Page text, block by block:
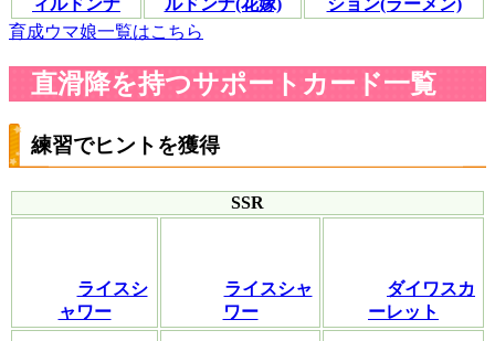
ィルドンナ
ルドンナ(花嫁)
ション(ラーメン)
育成ウマ娘一覧はこちら
直滑降を持つサポートカード一覧
練習でヒントを獲得
SSR
ライスシ
ャワー
ライスシャ
ワー
ダイワスカ
ーレット